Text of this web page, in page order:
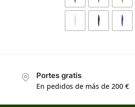
Portes gratis
En pedidos de más de 200 €